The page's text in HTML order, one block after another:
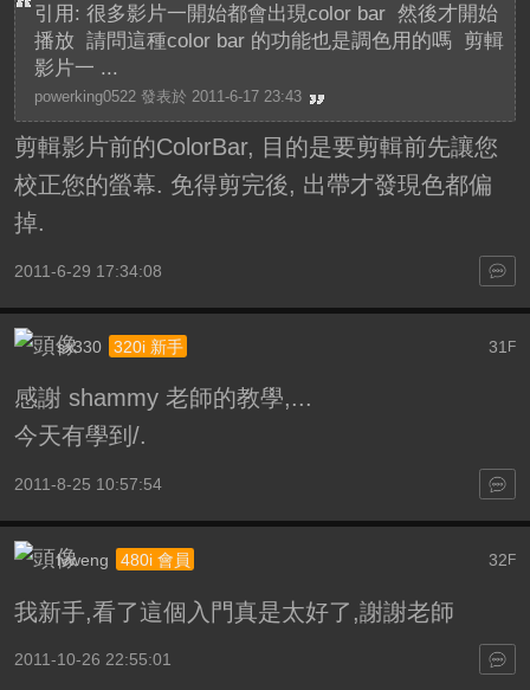
引用: 很多影片一開始都會出現color bar 然後才開始
播放 請問這種color bar 的功能也是調色用的嗎 剪輯
影片一 ...
powerking0522 發表於 2011-6-17 23:43
剪輯影片前的ColorBar, 目的是要剪輯前先讓您
校正您的螢幕. 免得剪完後, 出帶才發現色都偏
掉.
2011-6-29 17:34:08
31 F
sx330 320i 新手
感謝 shammy 老師的教學,...
今天有學到/.
2011-8-25 10:57:54
32F
lvweng 480i 會員
我新手,看了這個入門真是太好了,謝謝老師
2011-10-26 22:55:01